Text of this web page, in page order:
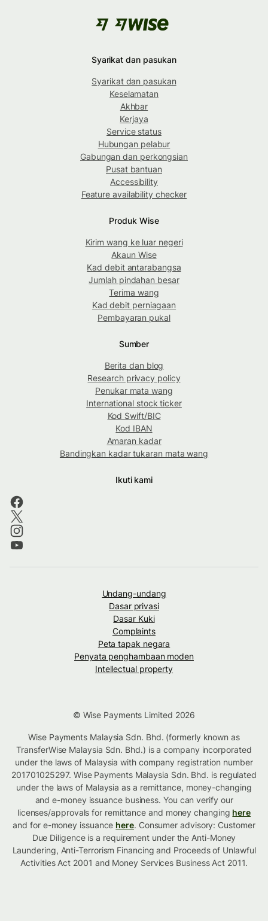
Syarikat dan pasukan
Syarikat dan pasukan
Keselamatan
Akhbar
Kerjaya
Service status
Hubungan pelabur
Gabungan dan perkongsian
Pusat bantuan
Accessibility
Feature availability checker
Produk Wise
Kirim wang ke luar negeri
Akaun Wise
Kad debit antarabangsa
Jumlah pindahan besar
Terima wang
Kad debit perniagaan
Pembayaran pukal
Sumber
Berita dan blog
Research privacy policy
Penukar mata wang
International stock ticker
Kod Swift/BIC
Kod IBAN
Amaran kadar
Bandingkan kadar tukaran mata wang
Ikuti kami
Undang-undang
Dasar privasi
Dasar Kuki
Complaints
Peta tapak negara
Penyata penghambaan moden
Intellectual property
© Wise Payments Limited 2026
Wise Payments Malaysia Sdn. Bhd. (formerly known as
TransferWise Malaysia Sdn. Bhd.) is a company incorporated
under the laws of Malaysia with company registration number
201701025297. Wise Payments Malaysia Sdn. Bhd. is regulated
under the laws of Malaysia as a remittance, money-changing
and e-money issuance business. You can verify our
licenses/approvals for remittance and money changing here
and for e-money issuance here. Consumer advisory: Customer
Due Diligence is a requirement under the Anti-Money
Laundering, Anti-Terrorism Financing and Proceeds of Unlawful
Activities Act 2001 and Money Services Business Act 2011.